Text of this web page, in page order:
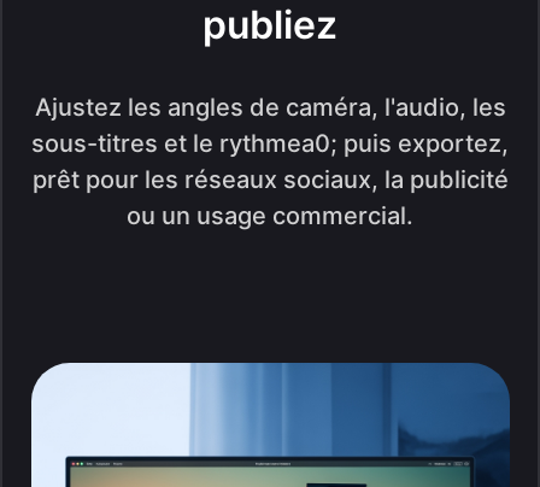
publiez
Ajustez les angles de caméra, l'audio, les
sous-titres et le rythmea0; puis exportez,
prêt pour les réseaux sociaux, la publicité
ou un usage commercial.